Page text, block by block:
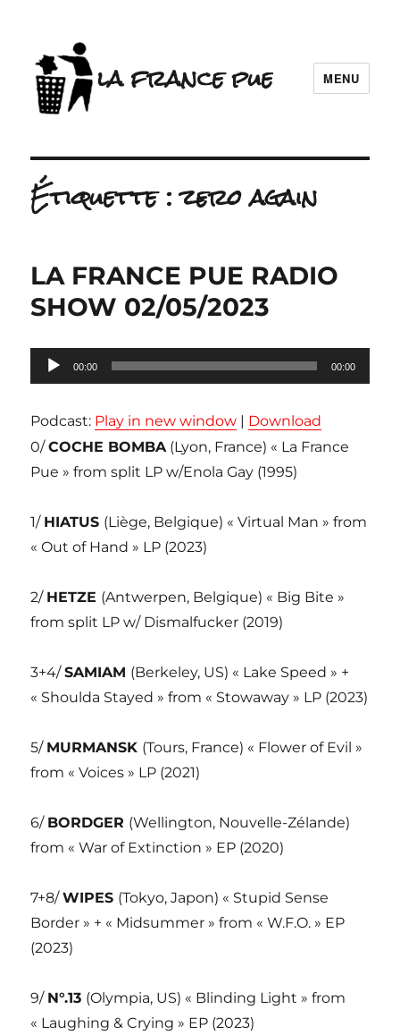
la france pue MENU
Étiquette :zero again
LA FRANCE PUE RADIO
SHOW 02/05/2023
Lecteur
audio
00:00 00:00
Podcast: Play in new window | Download
0/COCHE BOMBA(Lyon, France) « La France
Pue » from split LP w/Enola Gay (1995)
1/ HIATUS (Liège, Belgique) « Virtual Man » from
« Out of Hand » LP (2023)
2/ HETZE (Antwerpen, Belgique) « Big Bite »
from split LP w/ Dismalfucker (2019)
3+4/SAMIAM (Berkeley, US) « Lake Speed » +
« Shoulda Stayed » from « Stowaway » LP (2023)
5/ MURMANSK (Tours, France) « Flower of Evil »
from « Voices » LP (2021)
6/ BORDGER (Wellington, Nouvelle-Zélande)
from « War of Extinction » EP (2020)
7+8/WIPES (Tokyo, Japon) « Stupid Sense
Border » + « Midsummer » from « W.F.O. » EP
(2023)
9/ N°.13 (Olympia, US) « Blinding Light » from
« Laughing & Crying » EP (2023)